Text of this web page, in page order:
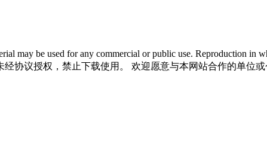
may be used for any commercial or public use. Reproduction
协议授权，禁止下载使用。 欢迎愿意与本网站合作的单位或